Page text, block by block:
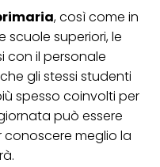
, così come in
scuole superiori, le
con il personale
gli stessi studenti
spesso coinvolti per
può essere
meglio la